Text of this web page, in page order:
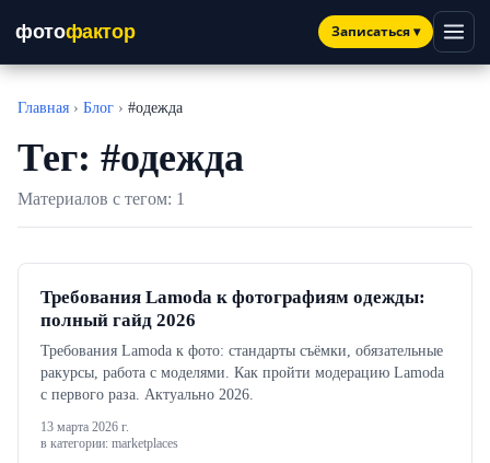
фотофактор Записаться▾
Главная › Блог › #одежда
Тег: #одежда
Материалов с тегом: 1
Требования Lamoda к фотографиям одежды:
полный гайд 2026
Требования Lamoda к фото: стандарты съёмки, обязательные
ракурсы, работа с моделями. Как пройти модерацию Lamoda
с первого раза. Актуально 2026.
13 марта 2026 г.
в категории: marketplaces